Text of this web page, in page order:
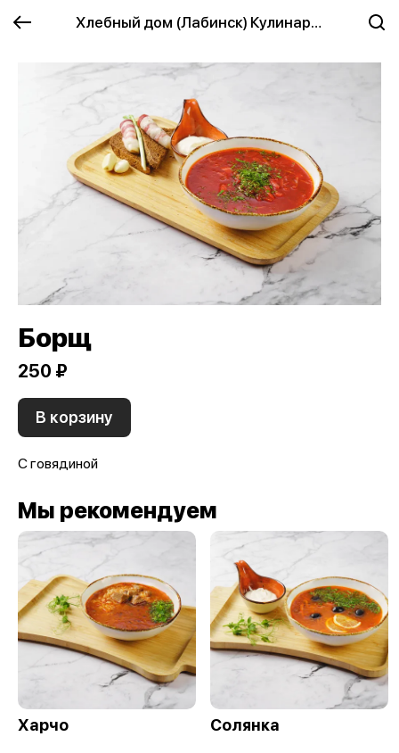
Хлебный дом (Лабинск) Кулинария
Борщ
250 ₽
В корзину
С говядиной
Мы рекомендуем
Харчо Солянка